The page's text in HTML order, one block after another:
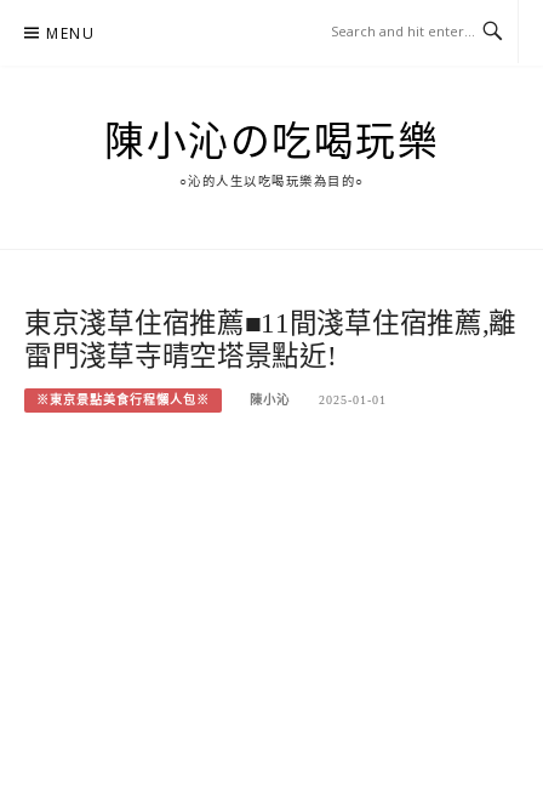
MENU
陳小沁の吃喝玩樂
○沁的人生以吃喝玩樂為目的○
東京淺草住宿推薦■11間淺草住宿推薦,離
雷門淺草寺晴空塔景點近!
※東京景點美食行程懶人包※ 陳小沁 2025-01-01